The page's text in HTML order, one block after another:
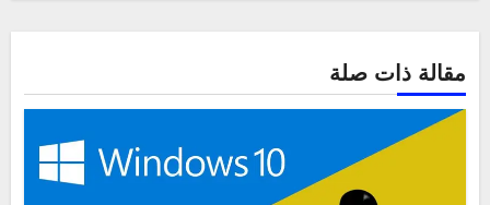
مقالة ذات صلة